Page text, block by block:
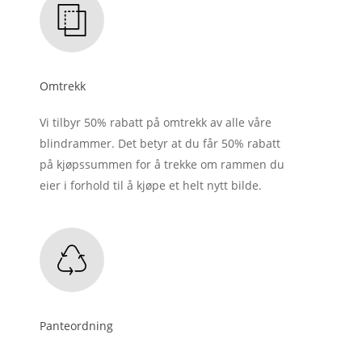
Omtrekk
Vi tilbyr 50% rabatt på omtrekk av alle våre
blindrammer. Det betyr at du får 50% rabatt
på kjøpssummen for å trekke om rammen du
eier i forhold til å kjøpe et helt nytt bilde.
Panteordning